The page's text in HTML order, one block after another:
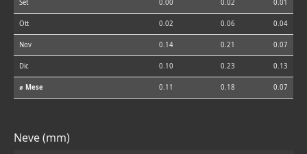
Set 0.00 0.02 0.01
Ott 0.02 0.06 0.04
Nov 0.14 0.21 0.07
Dic 0.10 0.23 0.13
⌀ Mese 0.11 0.18 0.07
Neve (mm)